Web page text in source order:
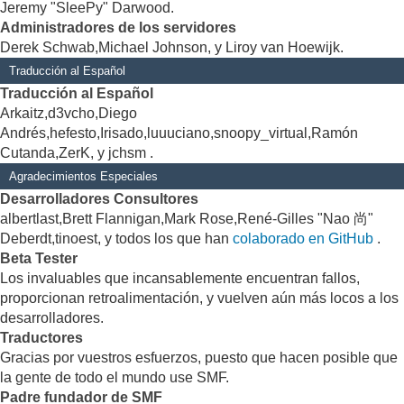
Jeremy "SleePy" Darwood.
Administradores de los servidores
Derek Schwab,Michael Johnson, y Liroy van Hoewijk.
Traducción al Español
Traducción al Español
Arkaitz,d3vcho,Diego
Andrés,hefesto,Irisado,luuuciano,snoopy_virtual,Ramón
Cutanda,ZerK, y jchsm .
Agradecimientos Especiales
Desarrolladores Consultores
albertlast,Brett Flannigan,Mark Rose,René-Gilles "Nao 尚"
Deberdt,tinoest, y todos los que han colaborado en GitHub .
Beta Tester
Los invaluables que incansablemente encuentran fallos,
proporcionan retroalimentación, y vuelven aún más locos a los
desarrolladores.
Traductores
Gracias por vuestros esfuerzos, puesto que hacen posible que
la gente de todo el mundo use SMF.
Padre fundador de SMF